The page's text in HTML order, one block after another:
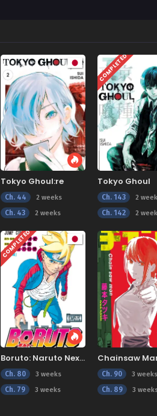
Tokyo Ghoul:re
Ch. 44 2 weeks
Ch. 43 2 weeks
COMPLETED
Tokyo Ghoul
Ch. 143 2
Ch. 142 2
COMPLETED
Boruto: Naruto Next
Generations
Ch. 80 3 weeks
Ch. 79 3 weeks
Chainsaw
Ch. 90 3 weeks
Ch. 89 3